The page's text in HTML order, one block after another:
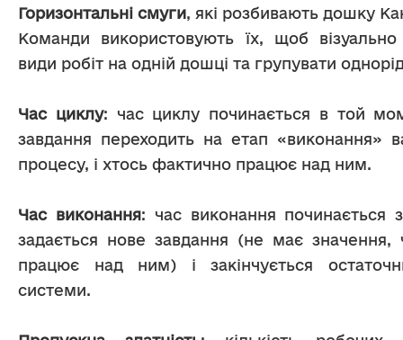
Горизонтальні смуги, які розбивають дошку
Команди використовують їх, щоб візуально
види робіт на одній дошці та групувати
Час циклу: час циклу починається в той
завдання переходить на етап «виконання»
процесу, і хтось фактично працює над ним.
Час виконання: час виконання починається
задається нове завдання (не має значення,
працює над ним) і закінчується
системи.